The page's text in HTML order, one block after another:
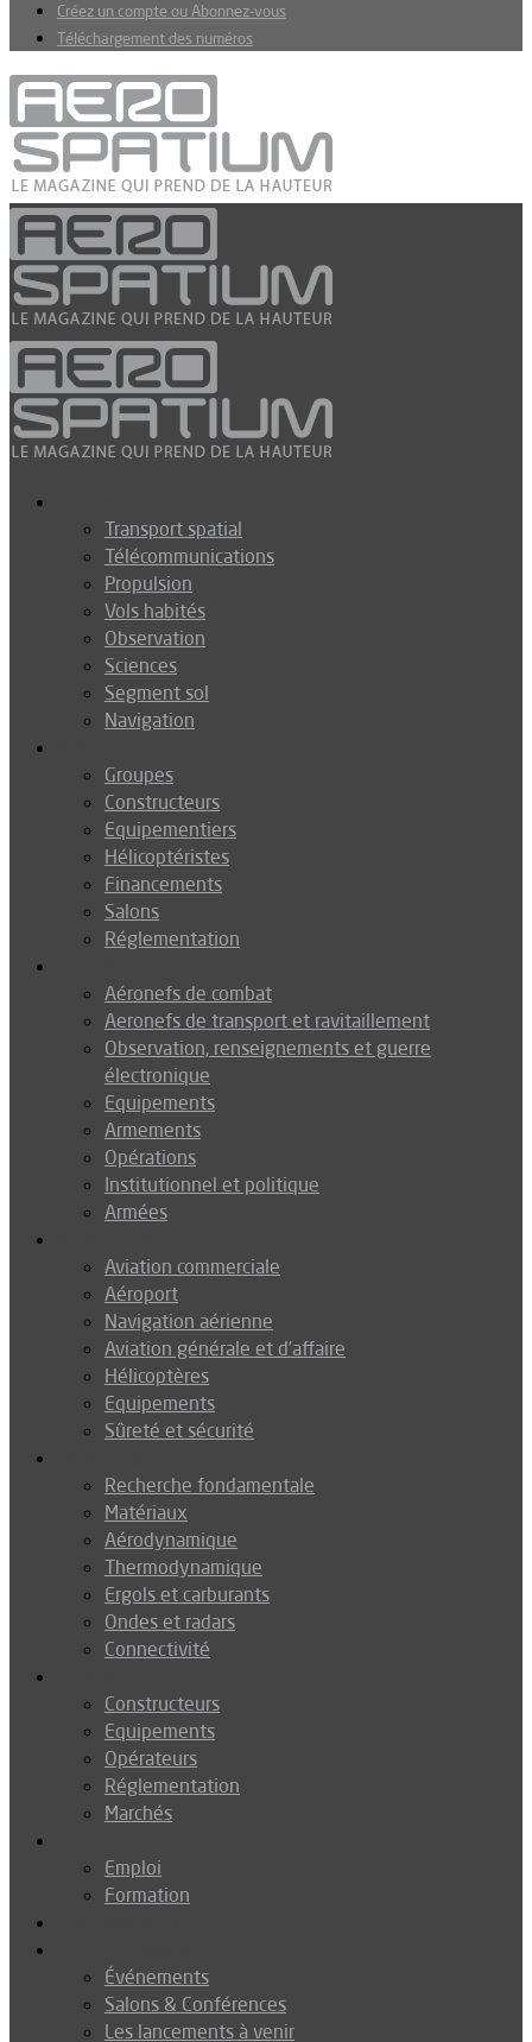
Créez un compte ou Abonnez-vous
Téléchargement des numéros
Transport spatial
Télécommunications
Propulsion
Vols habités
Observation
Sciences
Segment sol
Navigation
Groupes
Constructeurs
Equipementiers
Hélicoptéristes
Financements
Salons
Réglementation
Aéronefs de combat
Aeronefs de transport et ravitaillement
Observation, renseignements et guerre
électronique
Equipements
Armements
Opérations
Institutionnel et politique
Armées
Aviation commerciale
Aéroport
Navigation aérienne
Aviation générale et d’affaire
Hélicoptères
Equipements
Sûreté et sécurité
Recherche fondamentale
Matériaux
Aérodynamique
Thermodynamique
Ergols et carburants
Ondes et radars
Connectivité
Constructeurs
Equipements
Opérateurs
Réglementation
Marchés
Emploi
Formation
Événements
Salons & Conférences
Les lancements à venir